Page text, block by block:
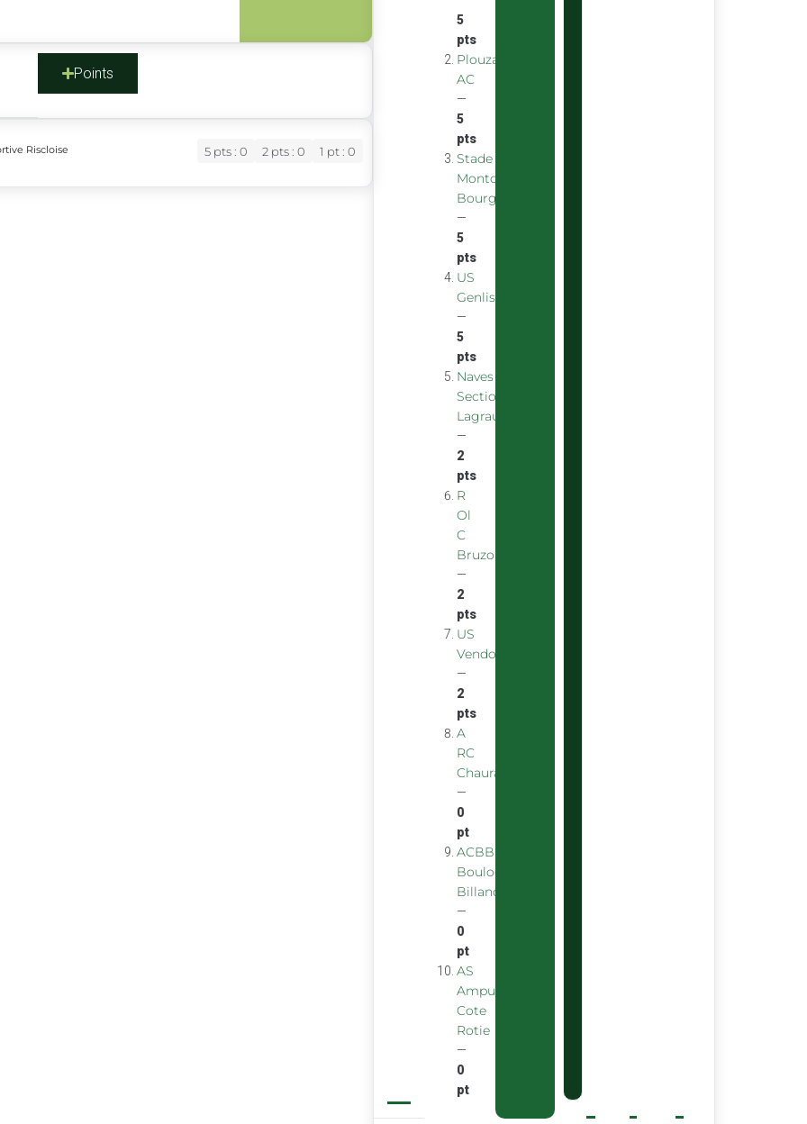
Points
5 pts : 0 2 pts : 0 1 pt : 0
Riscloise
5
pts
Plouzane
AC
—
5
pts
Stade
Montchaninois
Bourgogne
—
5
pts
US
Genlis
—
5
pts
Naves
Section
Lagraulière
—
2
pts
R
Ol
C
Bruzois
—
2
pts
US
Vendomoise
—
2
pts
A
RC
Chauray
—
0
pt
ACBB
Boulogne
Billancourt
—
0
pt
AS
Ampuis
Cote
Rotie
—
0
pt